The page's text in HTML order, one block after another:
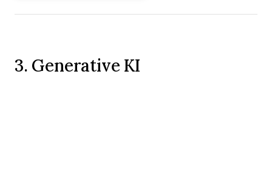
3. Generative KI